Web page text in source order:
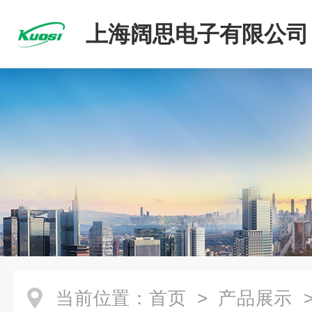
上海阔思电子有限公司
当前位置： 首页 > 产品展示